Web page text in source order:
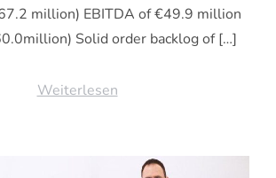
million) EBITDA of €49.9 million
Solid order backlog of […]
Weiterlesen